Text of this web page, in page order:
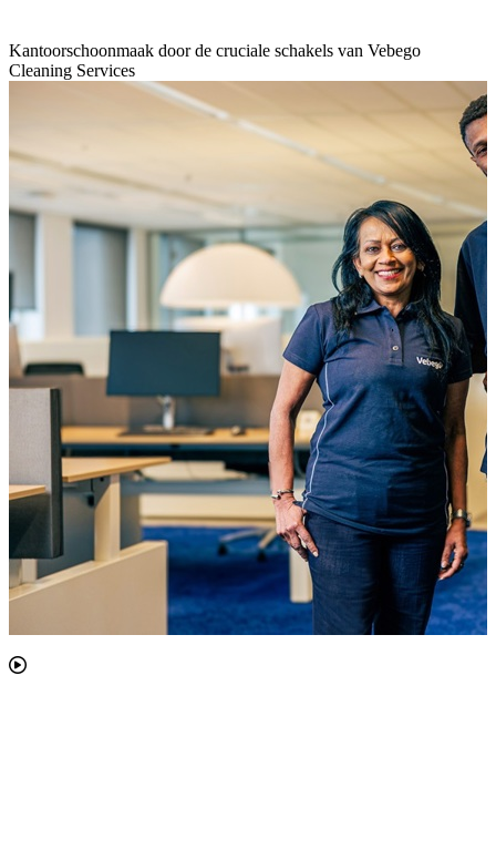
Kantoorschoonmaak door de cruciale schakels van Vebego
Cleaning Services